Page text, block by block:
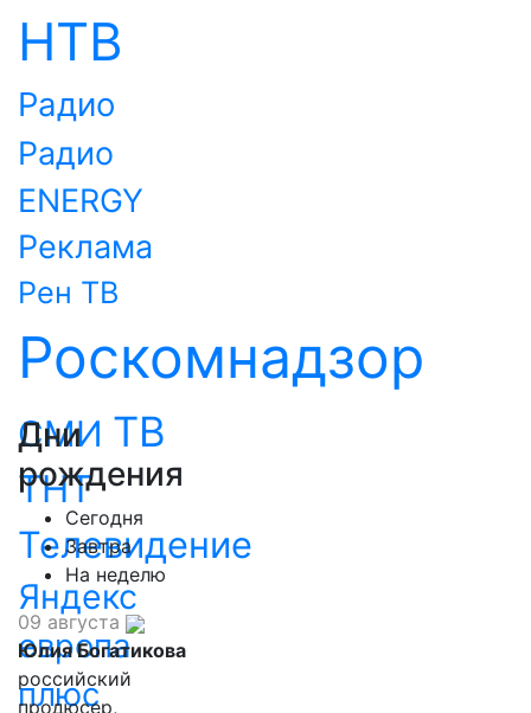
НТВ
Радио
Радио
ENERGY
Реклама
Рен ТВ
Роскомнадзор
СМИ ТВ
ТНТ
Телевидение
Яндекс
европа
плюс
Дни
рождения
Сегодня
Завтра
На неделю
09 августа
Юлия Богатикова
российский
продюсер,